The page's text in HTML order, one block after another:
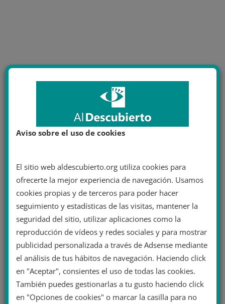
Aviso sobre el uso de cookies
El sitio web aldescubierto.org utiliza cookies para
ofrecerte la mejor experiencia de navegación. Usamos
cookies propias y de terceros para poder hacer
seguimiento y estadísticas de las visitas, mantener la
seguridad del sitio, utilizar aplicaciones como la
reproducción de vídeos y redes sociales y para mostrar
publicidad personalizada a través de Adsense mediante
el análisis de tus hábitos de navegación. Haciendo click
en "Aceptar", consientes el uso de todas las cookies.
También puedes gestionarlas a tu gusto haciendo click
en "Opciones de cookies" o marcar la casilla para no